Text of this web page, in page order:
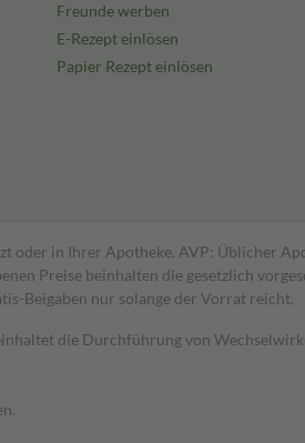
Freunde werben
E-Rezept einlösen
Papier Rezept einlösen
oder in Ihrer Apotheke. AVP: Üblicher
Preise beinhalten die gesetzlich
Beigaben nur solange der Vorrat reicht.
die Durchführung von